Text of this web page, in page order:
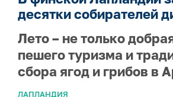
десятки собирателей
Лето – не только
пешего туризма и
сбора ягод и грибов в
ЛАПЛАНДИЯ